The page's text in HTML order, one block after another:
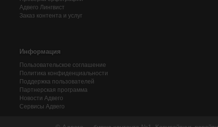
Адвего Лингвист
Заказ контента и услуг
Информация
Пользовательское соглашение
Политика конфиденциальности
Поддержка пользователей
Партнерская программа
Новости Адвего
Сервисы Адвего